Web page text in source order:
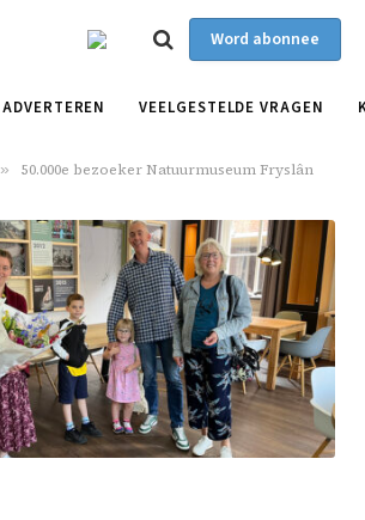
Word abonnee
ADVERTEREN VEELGESTELDE VRAGEN
» 50.000e bezoeker Natuurmuseum Fryslân